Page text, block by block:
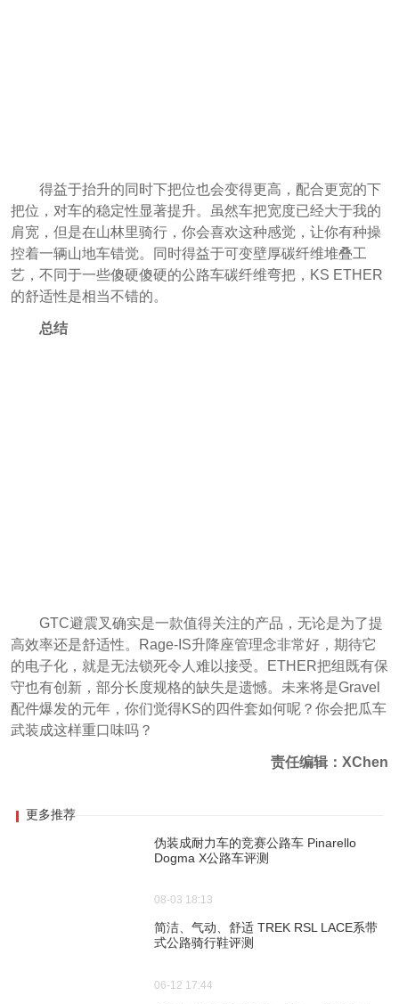
得益于抬升的同时下把位也会变得更高，配合更宽的下
把位，对车的稳定性显著提升。虽然车把宽度已经大于我的
肩宽，但是在山林里骑行，你会喜欢这种感觉，让你有种操
控着一辆山地车错觉。同时得益于可变壁厚碳纤维堆叠工
艺，不同于一些傻硬傻硬的公路车碳纤维弯把，KS ETHER
的舒适性是相当不错的。
总结
GTC避震叉确实是一款值得关注的产品，无论是为了提
高效率还是舒适性。Rage-IS升降座管理念非常好，期待它
的电子化，就是无法锁死令人难以接受。ETHER把组既有保
守也有创新，部分长度规格的缺失是遗憾。未来将是Gravel
配件爆发的元年，你们觉得KS的四件套如何呢？你会把瓜车
武装成这样重口味吗？
责任编辑：XChen
更多推荐
伪装成耐力车的竞赛公路车 Pinarello
Dogma X公路车评测
08-03 18:13
简洁、气动、舒适 TREK RSL LACE系带
式公路骑行鞋评测
06-12 17:44